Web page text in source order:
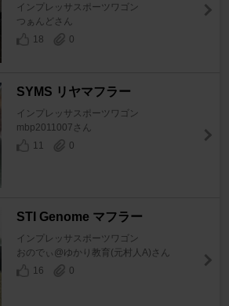
インプレッサスポーツワゴン
つぁんどさん
18
0
SYMS リヤマフラー
インプレッサスポーツワゴン
mbp2011007さん
11
0
STI Genome マフラー
インプレッサスポーツワゴン
おのでぃ@ゆかり教育(元村人A)さん
16
0